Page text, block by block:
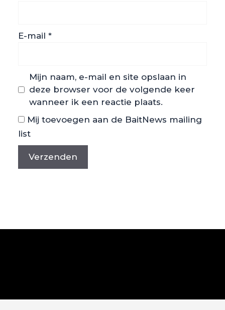
E-mail *
Mijn naam, e-mail en site opslaan in
deze browser voor de volgende keer
wanneer ik een reactie plaats.
Mij toevoegen aan de BaitNews mailing
list